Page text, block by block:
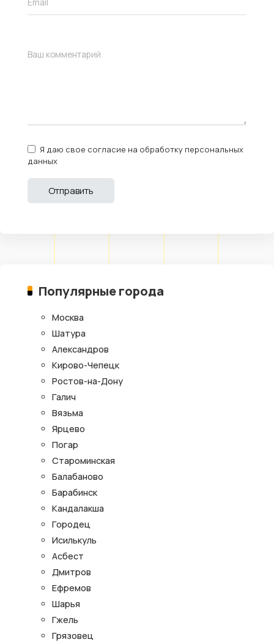
Я даю свое согласие на обработку персональных
данных
Популярные города
Москва
Шатура
Александров
Кирово-Чепецк
Ростов-на-Дону
Галич
Вязьма
Ярцево
Погар
Староминская
Балабаново
Барабинск
Кандалакша
Городец
Исилькуль
Асбест
Дмитров
Ефремов
Шарья
Гжель
Грязовец